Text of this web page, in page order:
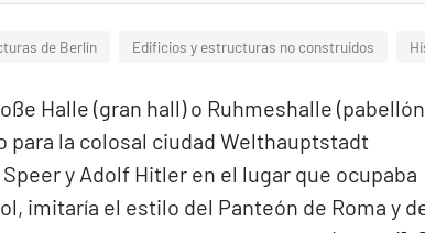
de Berlín Edificios y estructuras no construidos
Halle (gran hall) o Ruhmeshalle (pabellón
para la colosal ciudad Welthauptstadt
y Adolf Hitler en el lugar que ocupaba
imitaría el estilo del Panteón de Roma y